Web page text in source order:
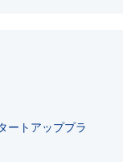
ートアッププラ